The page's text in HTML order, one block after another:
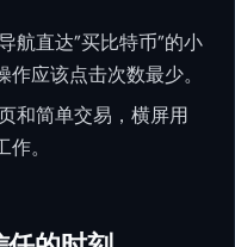
直达”买比特币”的小
应该点击次数最少。
和简单交易，横屏用
。